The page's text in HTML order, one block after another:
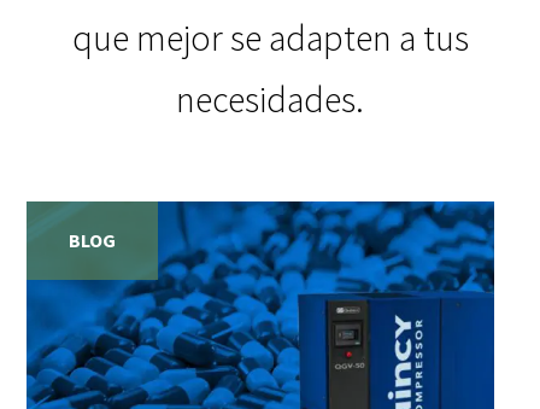
que mejor se adapten a tus
necesidades.
BLOG